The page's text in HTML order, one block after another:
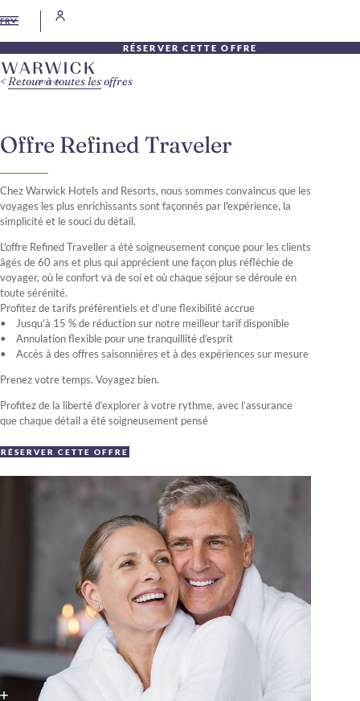
FR
RÉSERVER CETTE OFFRE
Offre Refined Traveler
Chez Warwick Hotels and Resorts, nous sommes convaincus que les
voyages les plus enrichissants sont façonnés par l'expérience, la
simplicité et le souci du détail.
L'offre Refined Traveller a été soigneusement conçue pour les clients
âgés de 60 ans et plus qui apprécient une façon plus réfléchie de
voyager, où le confort va de soi et où chaque séjour se déroule en
toute sérénité.
Profitez de tarifs préférentiels et d’une flexibilité accrue
• Jusqu’à 15 % de réduction sur notre meilleur tarif disponible
• Annulation flexible pour une tranquillité d’esprit
• Accès à des offres saisonnières et à des expériences sur mesure
Prenez votre temps. Voyagez bien.
Profitez de la liberté d’explorer à votre rythme, avec l’assurance
que chaque détail a été soigneusement pensé
RÉSERVER CETTE OFFRE
Retour à toutes les offres